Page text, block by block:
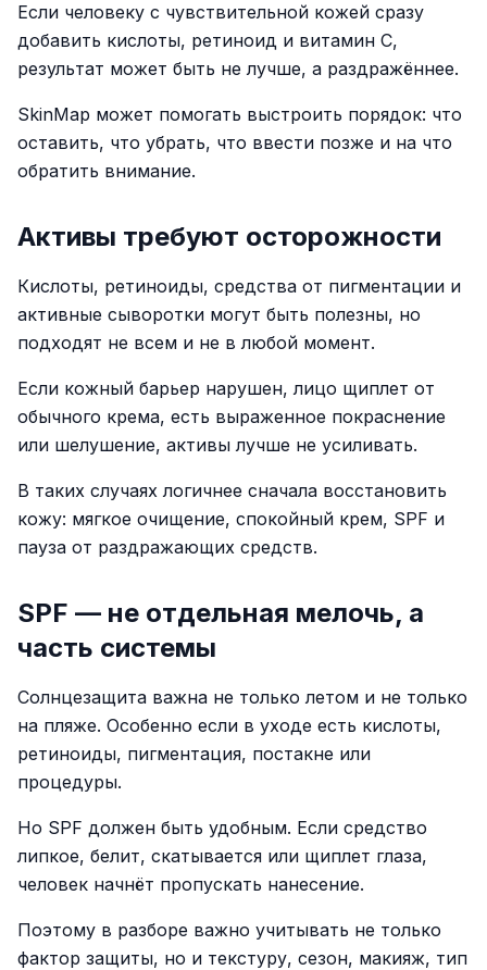
Если человеку с чувствительной кожей сразу
добавить кислоты, ретиноид и витамин C,
результат может быть не лучше, а раздражённее.
SkinMap может помогать выстроить порядок: что
оставить, что убрать, что ввести позже и на что
обратить внимание.
Активы требуют осторожности
Кислоты, ретиноиды, средства от пигментации и
активные сыворотки могут быть полезны, но
подходят не всем и не в любой момент.
Если кожный барьер нарушен, лицо щиплет от
обычного крема, есть выраженное покраснение
или шелушение, активы лучше не усиливать.
В таких случаях логичнее сначала восстановить
кожу: мягкое очищение, спокойный крем, SPF и
пауза от раздражающих средств.
SPF — не отдельная мелочь, а
часть системы
Солнцезащита важна не только летом и не только
на пляже. Особенно если в уходе есть кислоты,
ретиноиды, пигментация, постакне или
процедуры.
Но SPF должен быть удобным. Если средство
липкое, белит, скатывается или щиплет глаза,
человек начнёт пропускать нанесение.
Поэтому в разборе важно учитывать не только
фактор защиты, но и текстуру, сезон, макияж, тип